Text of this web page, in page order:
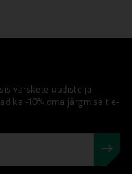
värskete uudiste ja
ka -10% oma järgmiselt e-